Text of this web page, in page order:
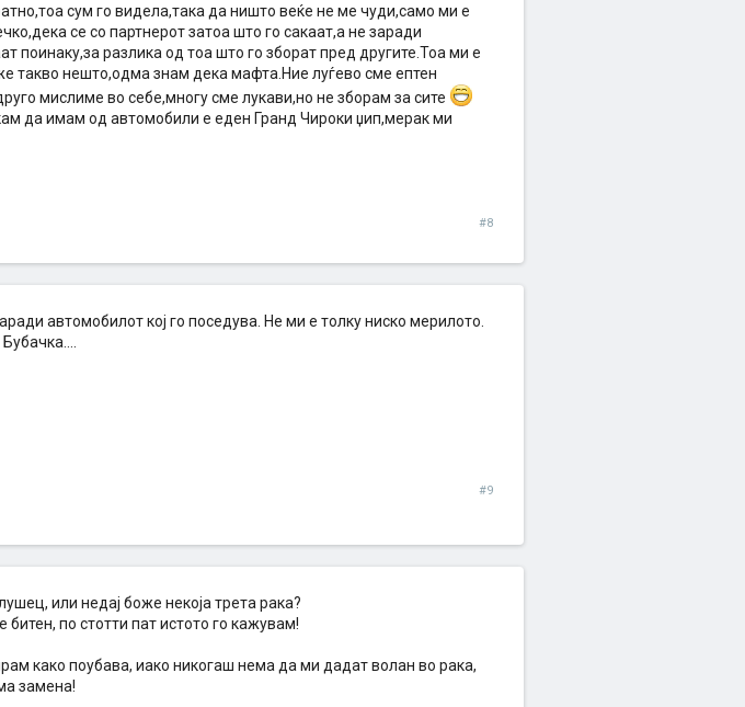
сум го видела,така да ништо веќе не ме чуди,само ми е
се со партнерот затоа што го сакаат,а не заради
поинаку,за разлика од тоа што го зборат пред другите.Тоа ми е
такво нешто,одма знам дека мафта.Ние луѓево сме ептен
мислиме во себе,многу сме лукави,но не зборам за сите
да имам од автомобили е еден Гранд Чироки џип,мерак ми
#8
автомобилот кој го поседува. Не ми е толку ниско мерилото.
#9
или недај боже некоја трета рака?
по стотти пат истото го кажувам!
како поубава, иако никогаш нема да ми дадат волан во рака,
замена!